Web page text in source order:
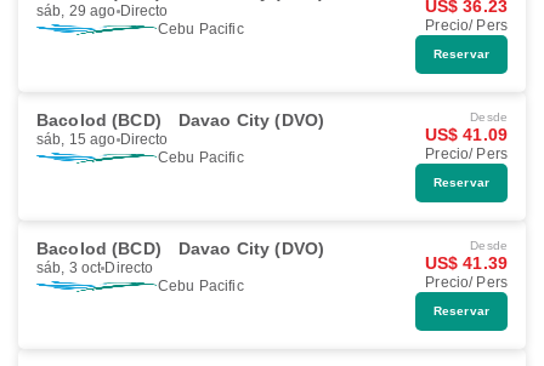
sáb, 29 ago Directo
Cebu Pacific
US$ 36.23
Precio/ Pers
Reservar
Bacolod (BCD) Davao City (DVO)
sáb, 15 ago Directo
Cebu Pacific
Desde
US$ 41.09
Precio/ Pers
Reservar
Bacolod (BCD) Davao City (DVO)
sáb, 3 oct Directo
Cebu Pacific
Desde
US$ 41.39
Precio/ Pers
Reservar